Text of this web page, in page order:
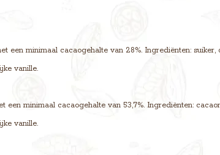
een minimaal cacaogehalte van 28%. Ingrediënten: suiker,
vanille.
een minimaal cacaogehalte van 53,7%. Ingrediënten:
vanille.